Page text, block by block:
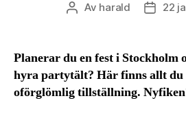
Inläggsförfattare
Av harald 22
Planerar du en fest i Stockholm
hyra partytält? Här finns allt du
oförglömlig tillställning.